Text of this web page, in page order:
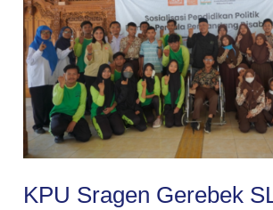
KPU Sragen Gerebek
SLB
Negeri
Sragen
untuk
Sosialisasi
Pemilih
Pemula
Disabilitas